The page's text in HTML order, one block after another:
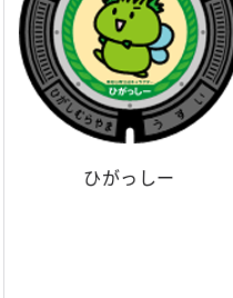
ひがっしー